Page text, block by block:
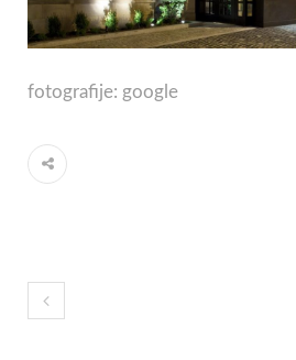
fotografije: google